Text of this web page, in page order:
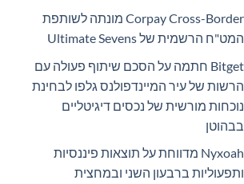
Corpay Cross-Border מונתה לשותפת
המט"ח הרשמית של Ultimate Sevens
Bitget חתמה על הסכם שיתוף פעולה עם
הרשות של עיר המיינדפולנס גלפו לבחינת
נוכחות מורשית של נכסים דיגיטליים
בבהוטן
Nyxoah מדווחת על תוצאות פיננסיות
ותפעוליות ברבעון השני ובמחצית